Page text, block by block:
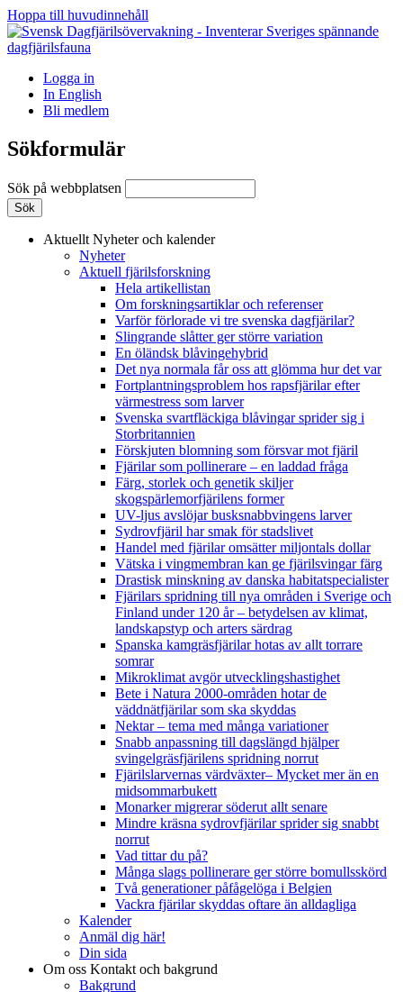
Hoppa till huvudinnehåll
Logga in
In English
Bli medlem
Sökformulär
Sök på webbplatsen
Aktuellt Nyheter och kalender
Nyheter
Aktuell fjärilsforskning
Hela artikellistan
Om forskningsartiklar och referenser
Varför förlorade vi tre svenska dagfjärilar?
Slingrande slåtter ger större variation
En öländsk blåvingehybrid
Det nya normala får oss att glömma hur det var
Fortplantningsproblem hos rapsfjärilar efter
värmestress som larver
Svenska svartfläckiga blåvingar sprider sig i
Storbritannien
Förskjuten blomning som försvar mot fjäril
Fjärilar som pollinerare – en laddad fråga
Färg, storlek och genetik skiljer
skogspärlemorfjärilens former
UV-ljus avslöjar busksnabbvingens larver
Sydrovfjäril har smak för stadslivet
Handel med fjärilar omsätter miljontals dollar
Vätska i vingmembran kan ge fjärilsvingar färg
Drastisk minskning av danska habitatspecialister
Fjärilars spridning till nya områden i Sverige och
Finland under 120 år– betydelsen av klimat,
landskapstyp och arters särdrag
Spanska kamgräsfjärilar hotas av allt torrare
somrar
Mikroklimat avgör utvecklingshastighet
Bete i Natura 2000-områden hotar de
väddnätfjärilar som ska skyddas
Nektar – tema med många variationer
Snabb anpassning till dagslängd hjälper
svingelgräsfjärilens spridning norrut
Fjärilslarvernas värdväxter– Mycket mer än en
midsommarbukett
Monarker migrerar söderut allt senare
Mindre kräsna sydrovfjärilar sprider sig snabbt
norrut
Vad tittar du på?
Många slags pollinerare ger större bomullsskörd
Två generationer påfågelöga i Belgien
Vackra fjärilar skyddas oftare än alldagliga
Kalender
Anmäl dig här!
Din sida
Om oss Kontakt och bakgrund
Bakgrund